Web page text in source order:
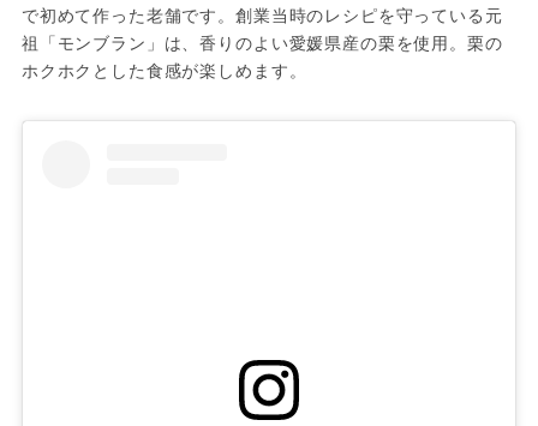
で初めて作った老舗です。創業当時のレシピを守っている元
祖「モンブラン」は、香りのよい愛媛県産の栗を使用。栗の
ホクホクとした食感が楽しめます。